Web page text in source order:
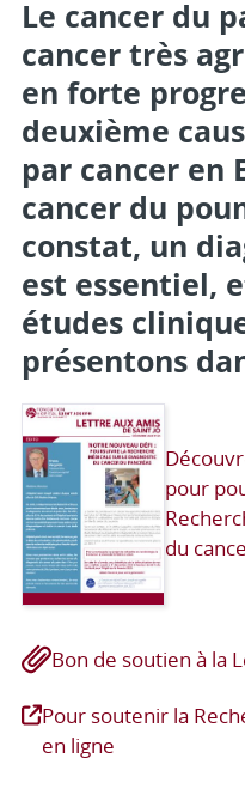
Le cancer du
cancer très
en forte
deuxième
par cancer en
cancer du
constat, un
est essentiel,
études
présentons
pour
du
Bon de soutien à la
Pour soutenir la
en ligne